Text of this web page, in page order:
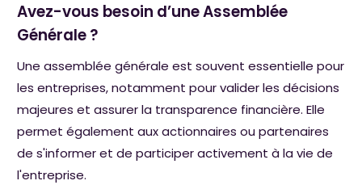
Avez-vous besoin d’une Assemblée
Générale ?
Une assemblée générale est souvent essentielle pour
les entreprises, notamment pour valider les décisions
majeures et assurer la transparence financière. Elle
permet également aux actionnaires ou partenaires
de s'informer et de participer activement à la vie de
l'entreprise.